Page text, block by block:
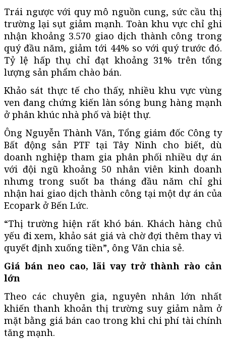
Trái ngược với quy mô nguồn cung, sức cầu thị
trường lại sụt giảm mạnh. Toàn khu vực chỉ ghi
nhận khoảng 3.570 giao dịch thành công trong
quý đầu năm, giảm tới 44% so với quý trước đó.
Tỷ lệ hấp thụ chỉ đạt khoảng 31% trên tổng
lượng sản phẩm chào bán.
Khảo sát thực tế cho thấy, nhiều khu vực vùng
ven đang chứng kiến làn sóng bung hàng mạnh
ở phân khúc nhà phố và biệt thự.
Ông Nguyễn Thành Văn, Tổng giám đốc Công ty
Bất động sản PTF tại Tây Ninh cho biết, dù
doanh nghiệp tham gia phân phối nhiều dự án
với đội ngũ khoảng 50 nhân viên kinh doanh
nhưng trong suốt ba tháng đầu năm chỉ ghi
nhận hai giao dịch thành công tại một dự án của
Ecopark ở Bến Lức.
“Thị trường hiện rất khó bán. Khách hàng chủ
yếu đi xem, khảo sát giá và chờ đợi thêm thay vì
quyết định xuống tiền”, ông Văn chia sẻ.
Giá bán neo cao, lãi vay trở thành rào cản
lớn
Theo các chuyên gia, nguyên nhân lớn nhất
khiến thanh khoản thị trường suy giảm nằm ở
mặt bằng giá bán cao trong khi chi phí tài chính
tăng mạnh.